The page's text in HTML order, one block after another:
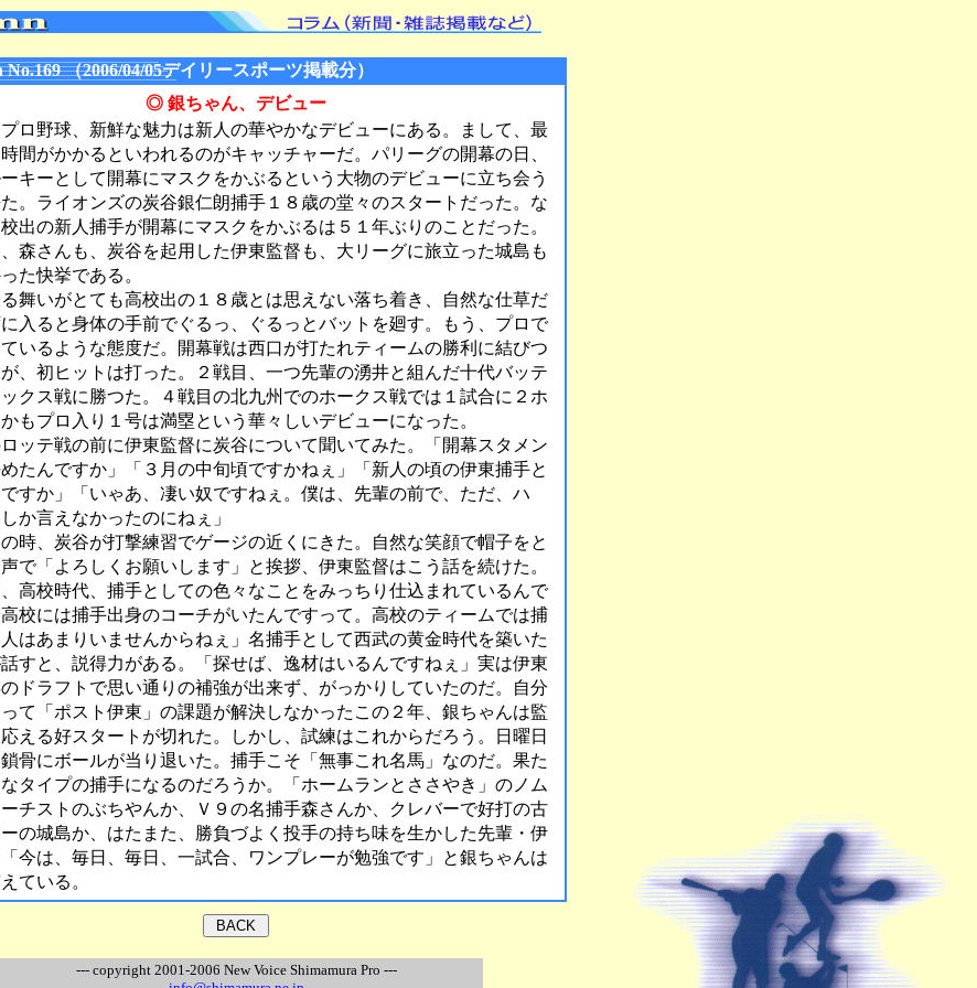
（2006/04/05デイリースポーツ掲載分）
◎ 銀ちゃん、デビュー
ロ野球、新鮮な魅力は新人の華やかなデビューにある。まして、最
間がかかるといわれるのがキャッチャーだ。パリーグの開幕の日、
キーとして開幕にマスクをかぶるという大物のデビューに立ち会う
。ライオンズの炭谷銀仁朗捕手１８歳の堂々のスタートだった。な
出の新人捕手が開幕にマスクをかぶるは５１年ぶりのことだった。
森さんも、炭谷を起用した伊東監督も、大リーグに旅立った城島も
た快挙である。
舞いがとても高校出の１８歳とは思えない落ち着き、自然な仕草だ
入ると身体の手前でぐるっ、ぐるっとバットを廻す。もう、プロで
いるような態度だ。開幕戦は西口が打たれティームの勝利に結びつ
、初ヒットは打った。２戦目、一つ先輩の湧井と組んだ十代バッテ
クス戦に勝つた。４戦目の北九州でのホークス戦では１試合に２ホ
もプロ入り１号は満塁という華々しいデビューになった。
ッテ戦の前に伊東監督に炭谷について聞いてみた。「開幕スタメン
たんですか」「３月の中旬頃ですかねぇ」「新人の頃の伊東捕手と
すか」「いゃあ、凄い奴ですねぇ。僕は、先輩の前で、ただ、ハ
か言えなかったのにねぇ」
時、炭谷が打撃練習でゲージの近くにきた。自然な笑顔で帽子をと
で「よろしくお願いします」と挨拶、伊東監督はこう話を続けた。
、高校時代、捕手としての色々なことをみっちり仕込まれているんで
校には捕手出身のコーチがいたんですって。高校のティームでは捕
はあまりいませんからねぇ」名捕手として西武の黄金時代を築いた
すと、説得力がある。「探せば、逸材はいるんですねぇ」実は伊東
ドラフトで思い通りの補強が出来ず、がっかりしていたのだ。自分
て「ポスト伊東」の課題が解決しなかったこの２年、銀ちゃんは監
える好スタートが切れた。しかし、試練はこれからだろう。日曜日
骨にボールが当り退いた。捕手こそ「無事これ名馬」なのだ。果た
タイプの捕手になるのだろうか。「ホームランとささやき」のノム
チストのぶちやんか、Ｖ９の名捕手森さんか、クレバーで好打の古
の城島か、はたまた、勝負づよく投手の持ち味を生かした先輩・伊
今は、毎日、毎日、一試合、ワンプレーが勉強です」と銀ちゃんは
ている。
--- copyright 2001-2006 New Voice Shimamura Pro ---